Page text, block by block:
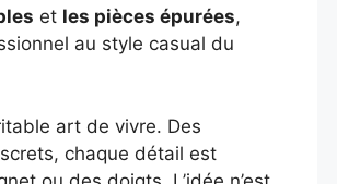
et les pièces épurées,
au style casual du
art de vivre. Des
chaque détail est